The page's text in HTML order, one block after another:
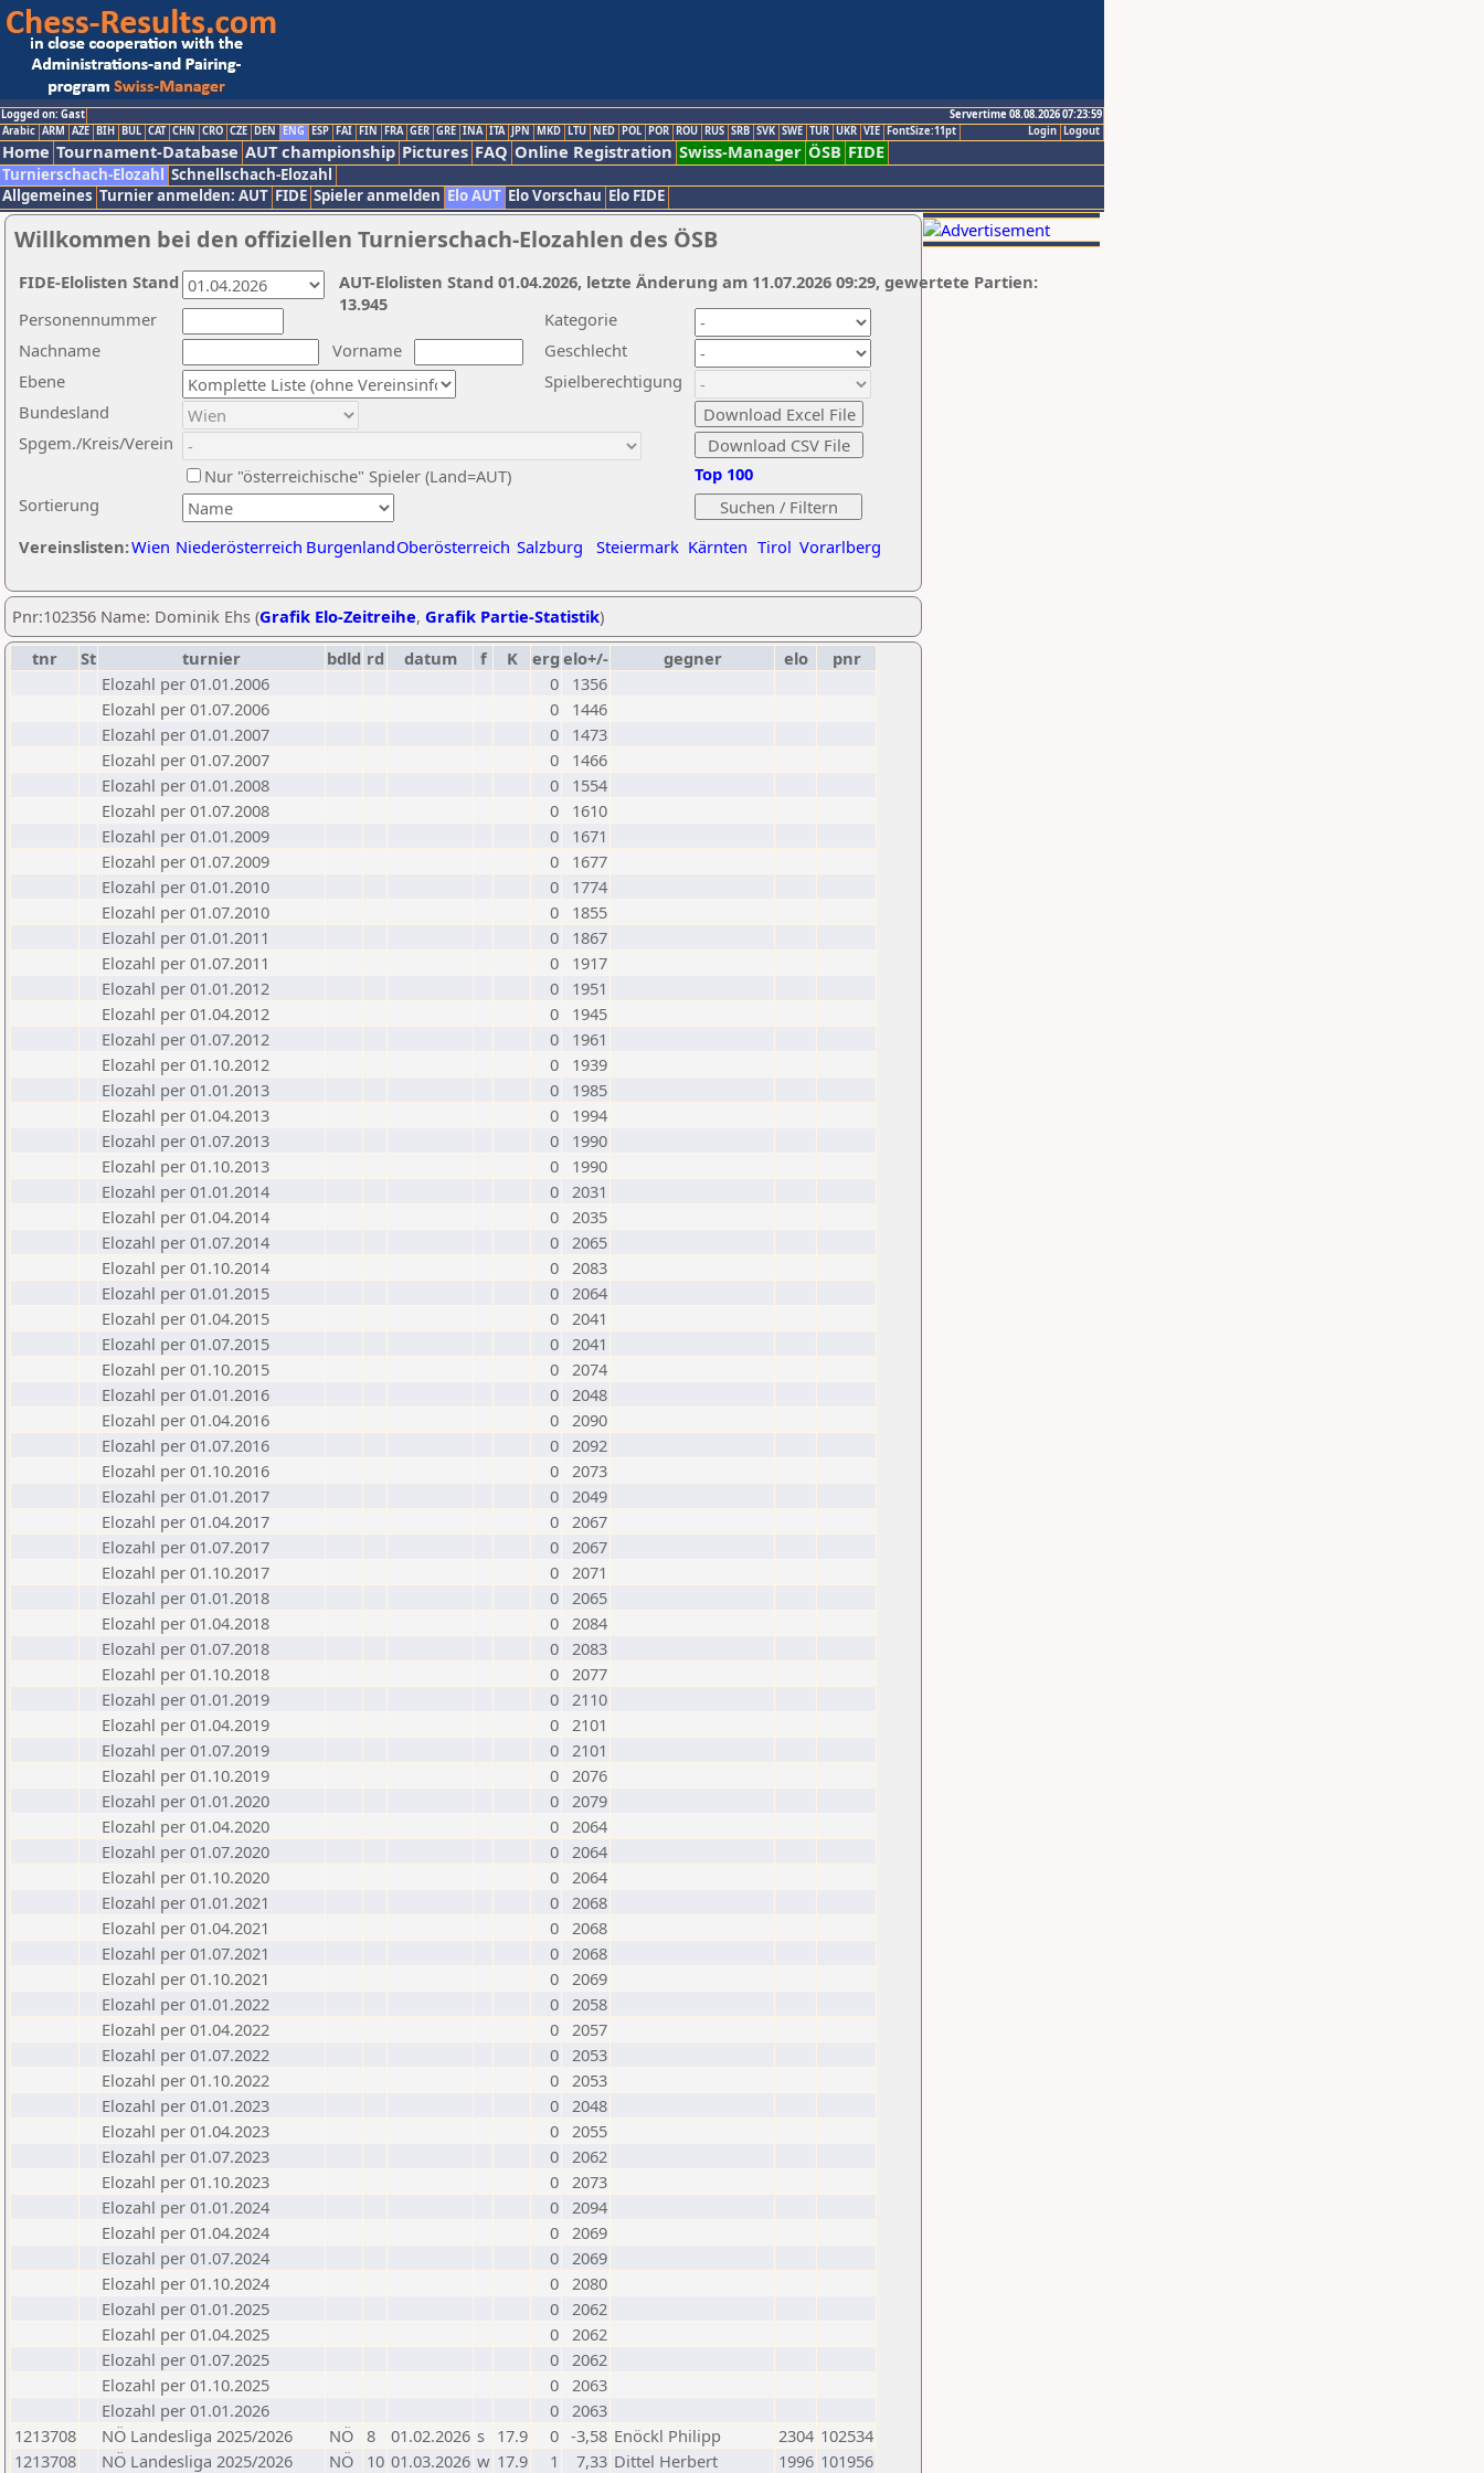
Logged on: Gast
Servertime 08.08.2026 07:23:59
Logout
Login
Arabic ARM AZE BIH BUL CAT CHN CRO CZE DEN ENG ESP FAI FIN FRA GER GRE INA ITA JPN MKD LTU NED POL POR ROU RUS SRB SVK SWE TUR UKR VIE FontSize:11pt
Home Tournament-Database AUT championship Pictures FAQ Online Registration Swiss-Manager ÖSB FIDE
Turnierschach-Elozahl Schnellschach-Elozahl
Allgemeines Turnier anmelden: AUT FIDE Spieler anmelden Elo AUT Elo Vorschau Elo FIDE
Willkommen bei den offiziellen Turnierschach-Elozahlen des ÖSB
Nachname
Vorname
Ebene
Kategorie
Sortierung
Personennummer
Bundesland
Spgem./Kreis/Verein
Geschlecht
Nur "österreichische" Spieler (Land=AUT)
Spielberechtigung
Vereinslisten:Wien Niederösterreich BurgenlandOberösterreich Salzburg Steiermark Kärnten Tirol Vorarlberg
Top 100
AUT-Elolisten Stand 01.04.2026, letzte Änderung am 11.07.2026 09:29, gewertete Partien:
13.945
FIDE-Elolisten Stand
Pnr:102356 Name: Dominik Ehs (Grafik Elo-Zeitreihe, Grafik Partie-Statistik)
tnr
St turnier bdld rd datum f K erg elo+/- gegner elo
pnr
Elozahl per 01.01.2006
0
1356
Elozahl per 01.07.2006
0
1446
Elozahl per 01.01.2007
0
1473
Elozahl per 01.07.2007
0
1466
Elozahl per 01.01.2008
0
1554
Elozahl per 01.07.2008
0
1610
Elozahl per 01.01.2009
0
1671
Elozahl per 01.07.2009
0
1677
Elozahl per 01.01.2010
0
1774
Elozahl per 01.07.2010
0
1855
Elozahl per 01.01.2011
0
1867
Elozahl per 01.07.2011
0
1917
Elozahl per 01.01.2012
0
1951
Elozahl per 01.04.2012
0
1945
Elozahl per 01.07.2012
0
1961
Elozahl per 01.10.2012
0
1939
Elozahl per 01.01.2013
0
1985
Elozahl per 01.04.2013
0
1994
Elozahl per 01.07.2013
0
1990
Elozahl per 01.10.2013
0
1990
Elozahl per 01.01.2014
0 2031
Elozahl per 01.04.2014
0 2035
Elozahl per 01.07.2014
0 2065
Elozahl per 01.10.2014
0 2083
Elozahl per 01.01.2015
0 2064
Elozahl per 01.04.2015
0 2041
Elozahl per 01.07.2015
0 2041
Elozahl per 01.10.2015
0 2074
Elozahl per 01.01.2016
0 2048
Elozahl per 01.04.2016
0 2090
Elozahl per 01.07.2016
0 2092
Elozahl per 01.10.2016
0 2073
Elozahl per 01.01.2017
0 2049
Elozahl per 01.04.2017
0 2067
Elozahl per 01.07.2017
0 2067
Elozahl per 01.10.2017
0 2071
Elozahl per 01.01.2018
0 2065
Elozahl per 01.04.2018
0 2084
Elozahl per 01.07.2018
0 2083
Elozahl per 01.10.2018
0 2077
Elozahl per 01.01.2019
0 2110
Elozahl per 01.04.2019
0 2101
Elozahl per 01.07.2019
0 2101
Elozahl per 01.10.2019
0 2076
Elozahl per 01.01.2020
0 2079
Elozahl per 01.04.2020
0 2064
Elozahl per 01.07.2020
0 2064
Elozahl per 01.10.2020
0 2064
Elozahl per 01.01.2021
0 2068
Elozahl per 01.04.2021
0 2068
Elozahl per 01.07.2021
0 2068
Elozahl per 01.10.2021
0 2069
Elozahl per 01.01.2022
0 2058
Elozahl per 01.04.2022
0 2057
Elozahl per 01.07.2022
0 2053
Elozahl per 01.10.2022
0 2053
Elozahl per 01.01.2023
0 2048
Elozahl per 01.04.2023
0 2055
Elozahl per 01.07.2023
0 2062
Elozahl per 01.10.2023
0 2073
Elozahl per 01.01.2024
0 2094
Elozahl per 01.04.2024
0 2069
Elozahl per 01.07.2024
0 2069
Elozahl per 01.10.2024
0 2080
Elozahl per 01.01.2025
0 2062
Elozahl per 01.04.2025
0 2062
Elozahl per 01.07.2025
0 2062
Elozahl per 01.10.2025
0 2063
Elozahl per 01.01.2026
0 2063
1213708
NÖ Landesliga 2025/2026 NÖ 8 01.02.2026 s 17.9 0 -3,58 Enöckl Philipp 2304 102534
1213708
NÖ Landesliga 2025/2026 NÖ 10 01.03.2026 w 17.9 1 7,33 Dittel Herbert 1996 101956